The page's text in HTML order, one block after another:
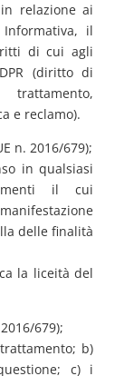
relazione ai
il
di cui agli
(diritto di
e reclamo).
n. 2016/679);
in qualsiasi
il cui
delle finalità
la liceità del
679);
b)
c) i